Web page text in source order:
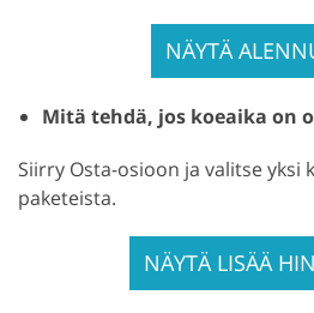
NÄYTÄ
Mitä tehdä, jos koeaika on
Siirry Osta-osioon ja valitse yksi
paketeista.
NÄYTÄ LISÄÄ